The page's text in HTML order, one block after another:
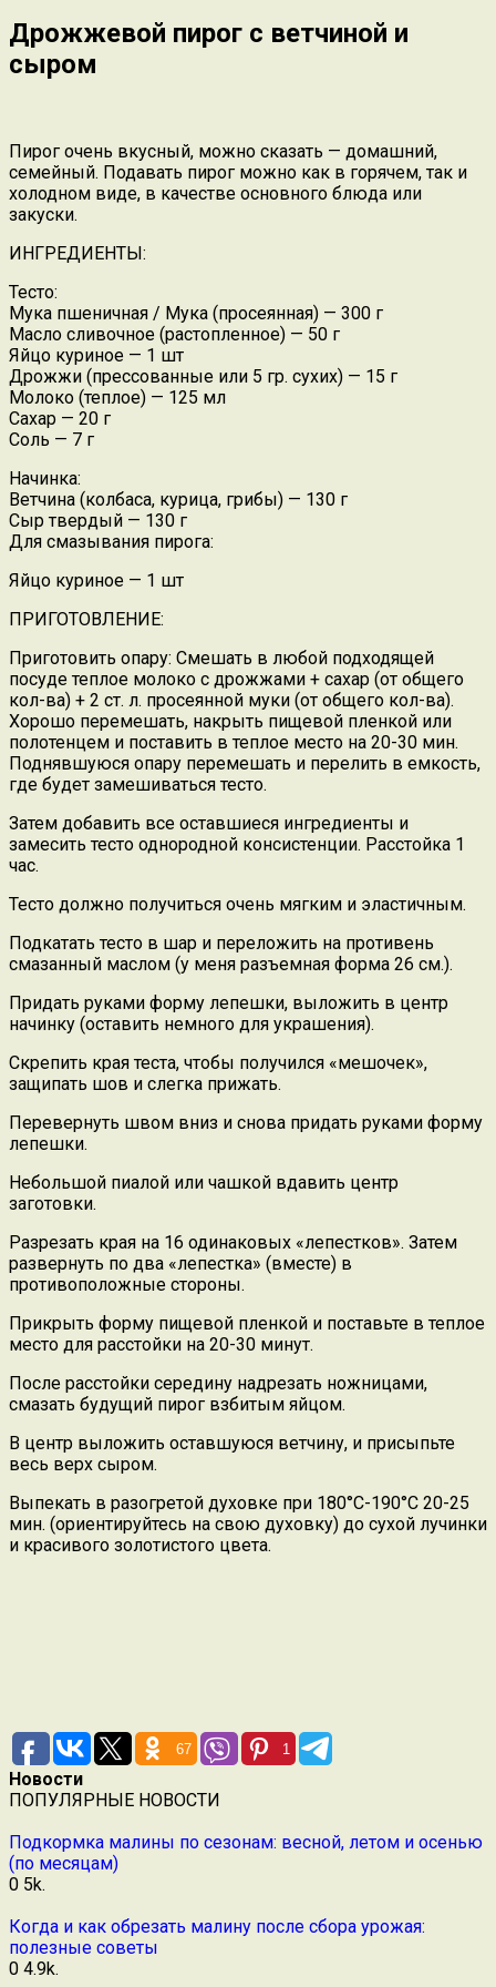
Дрожжевой пирог с ветчиной и
сыром
Пирог очень вкусный, можно сказать — домашний,
семейный. Подавать пирог можно как в горячем, так и
холодном виде, в качестве основного блюда или
закуски.
ИНГРЕДИЕНТЫ:
Тесто:
Мука пшеничная / Мука (просеянная) — 300 г
Масло сливочное (растопленное) — 50 г
Яйцо куриное — 1 шт
Дрожжи (прессованные или 5 гр. сухих) — 15 г
Молоко (теплое) — 125 мл
Сахар — 20 г
Соль — 7 г
Начинка:
Ветчина (колбаса, курица, грибы) — 130 г
Сыр твердый — 130 г
Для смазывания пирога:
Яйцо куриное — 1 шт
ПРИГОТОВЛЕНИЕ:
Приготовить опару: Смешать в любой подходящей
посуде теплое молоко с дрожжами + сахар (от общего
кол-ва) + 2 ст. л. просеянной муки (от общего кол-ва).
Хорошо перемешать, накрыть пищевой пленкой или
полотенцем и поставить в теплое место на 20-30 мин.
Поднявшуюся опару перемешать и перелить в емкость,
где будет замешиваться тесто.
Затем добавить все оставшиеся ингредиенты и
замесить тесто однородной консистенции. Расстойка 1
час.
Тесто должно получиться очень мягким и эластичным.
Подкатать тесто в шар и переложить на противень
смазанный маслом (у меня разъемная форма 26 см.).
Придать руками форму лепешки, выложить в центр
начинку (оставить немного для украшения).
Скрепить края теста, чтобы получился «мешочек»,
защипать шов и слегка прижать.
Перевернуть швом вниз и снова придать руками форму
лепешки.
Небольшой пиалой или чашкой вдавить центр
заготовки.
Разрезать края на 16 одинаковых «лепестков». Затем
развернуть по два «лепестка» (вместе) в
противоположные стороны.
Прикрыть форму пищевой пленкой и поставьте в теплое
место для расстойки на 20-30 минут.
После расстойки середину надрезать ножницами,
смазать будущий пирог взбитым яйцом.
В центр выложить оставшуюся ветчину, и присыпьте
весь верх сыром.
Выпекать в разогретой духовке при 180°С-190°С 20-25
мин. (ориентируйтесь на свою духовку) до сухой лучинки
и красивого золотистого цвета.
67 1
Новости
ПОПУЛЯРНЫЕ НОВОСТИ
Подкормка малины по сезонам: весной, летом и осенью
(по месяцам)
0 5k.
Когда и как обрезать малину после сбора урожая:
полезные советы
0 4.9k.